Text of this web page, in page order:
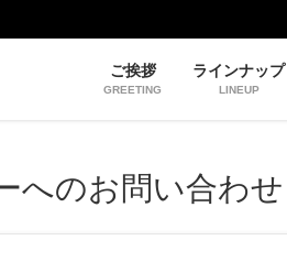
ご挨拶
GREETING
ラインナップ
LINEUP
へのお問い合わせ